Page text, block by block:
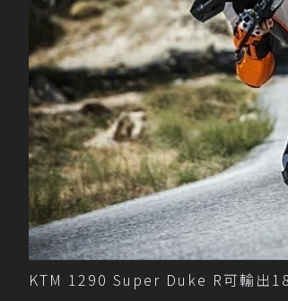
KTM 1290 Super Duke R可輸出